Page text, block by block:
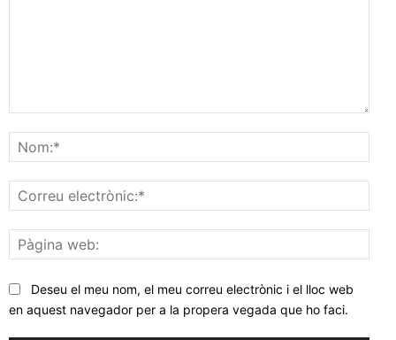
web:
Deseu el meu nom, el meu correu electrònic i el lloc web
en aquest navegador per a la propera vegada que ho faci.